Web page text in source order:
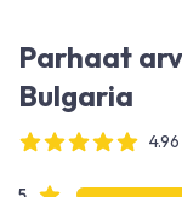
Parhaat
Bulgaria